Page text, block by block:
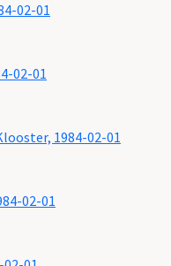
02-01
02-01
1984-02-01
02-01